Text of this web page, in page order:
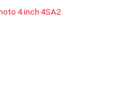
4 inch 4SA2